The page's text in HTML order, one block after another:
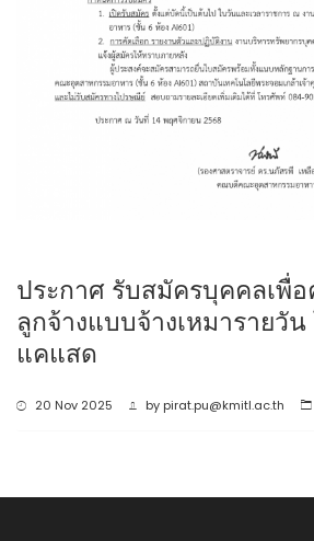
ประกาศ รับสมัครบุคคลเพื่
ลูกจ้างแบบจ้างเหมารายวั
แคแสด
20 Nov 2025 by pirat.pu@kmitl.ac.th